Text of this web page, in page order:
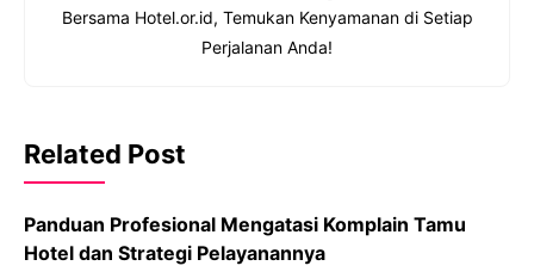
Bersama Hotel.or.id, Temukan Kenyamanan di Setiap
Perjalanan Anda!
Related Post
Panduan Profesional Mengatasi Komplain Tamu
Hotel dan Strategi Pelayanannya